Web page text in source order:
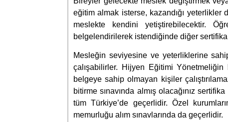
belgeye sahip olmayan kişiler
bitirme sınavında almış olacağınız
tüm Türkiye’de geçerlidir. Özel
memurluğu alım sınavlarında da geçerlidir.
Ayrıca yurt dışında geçerliliği
belirtmeniz durumunda kurumumuz